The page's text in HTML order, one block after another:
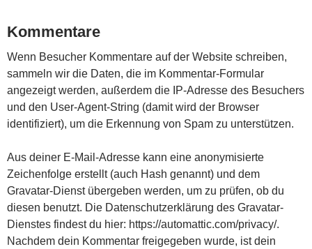
Kommentare
Wenn Besucher Kommentare auf der Website schreiben,
sammeln wir die Daten, die im Kommentar-Formular
angezeigt werden, außerdem die IP-Adresse des Besuchers
und den User-Agent-String (damit wird der Browser
identifiziert), um die Erkennung von Spam zu unterstützen.
Aus deiner E-Mail-Adresse kann eine anonymisierte
Zeichenfolge erstellt (auch Hash genannt) und dem
Gravatar-Dienst übergeben werden, um zu prüfen, ob du
diesen benutzt. Die Datenschutzerklärung des Gravatar-
Dienstes findest du hier: https://automattic.com/privacy/.
Nachdem dein Kommentar freigegeben wurde, ist dein